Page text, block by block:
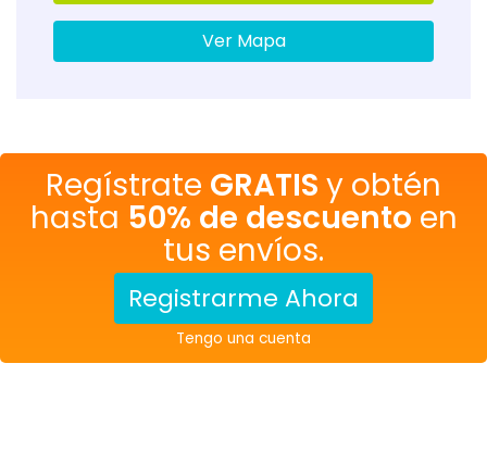
Ver Mapa
Regístrate GRATIS y obtén
hasta 50% de descuento en
tus envíos.
Registrarme Ahora
Tengo una cuenta